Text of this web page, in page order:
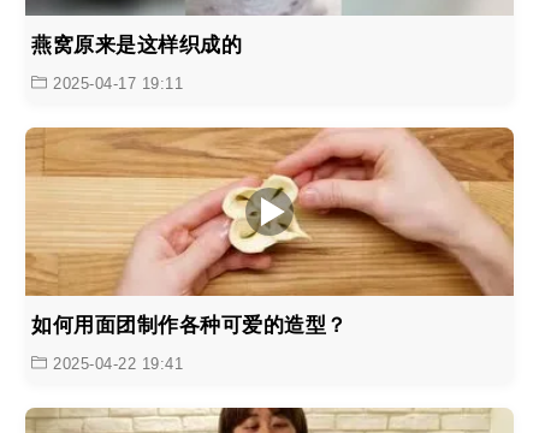
燕窝原来是这样织成的
2025-04-17 19:11
如何用面团制作各种可爱的造型？
2025-04-22 19:41